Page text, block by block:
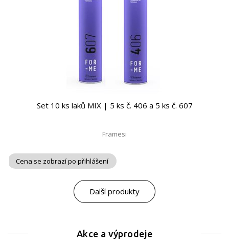
Set 10 ks laků MIX | 5 ks č. 406 a 5 ks č. 607
Framesi
Cena se zobrazí po přihlášení
Další produkty
Akce a výprodeje